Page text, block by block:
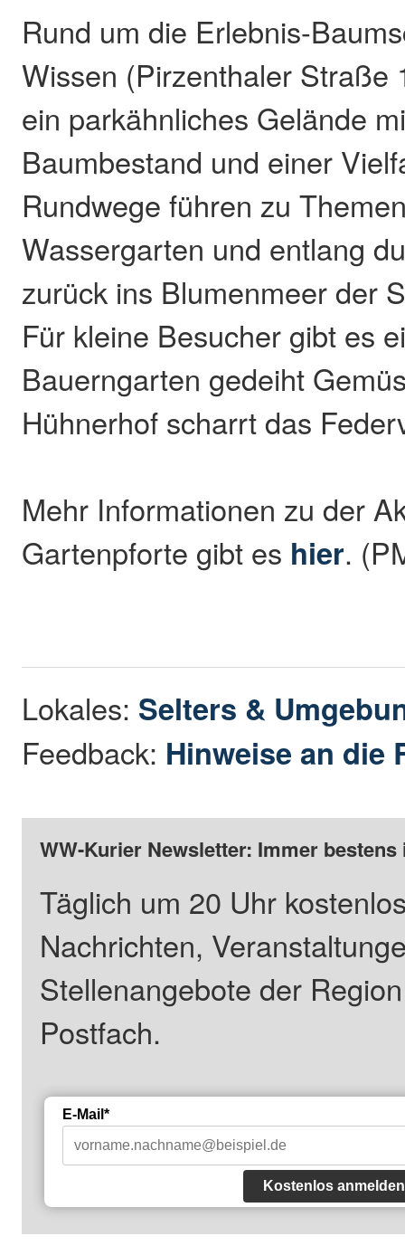
Rund um die Erlebnis-
Wissen (Pirzenthaler Straße
ein parkähnliches Gelände
Baumbestand und einer
Rundwege führen zu
Wassergarten und entlang
zurück ins Blumenmeer der
Für kleine Besucher gibt es
Bauerngarten gedeiht
Hühnerhof scharrt das
Mehr Informationen zu der
Gartenpforte gibt es hier.
Lokales: Selters &
Feedback: Hinweise an die
WW-Kurier Newsletter: Immer
Täglich um 20 Uhr
Nachrichten,
Stellenangebote der
Postfach.
E-Mail*
Kostenlos anmelden